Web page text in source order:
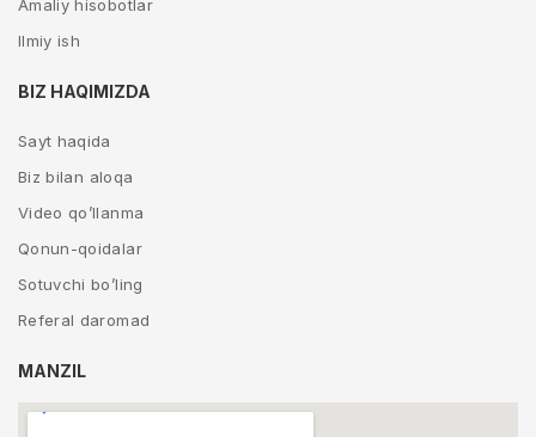
Amaliy hisobotlar
Ilmiy ish
BIZ HAQIMIZDA
Sayt haqida
Biz bilan aloqa
Video qo’llanma
Qonun-qoidalar
Sotuvchi bo’ling
Referal daromad
MANZIL